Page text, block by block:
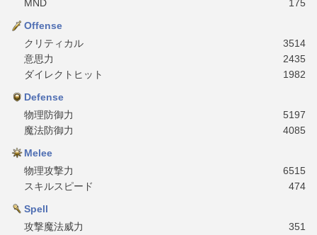
MND
175
Offense
クリティカル
3514
意思力
2435
ダイレクトヒット
1982
Defense
物理防御力
5197
魔法防御力
4085
Melee
物理攻撃力
6515
スキルスピード
474
Spell
攻撃魔法威力
351